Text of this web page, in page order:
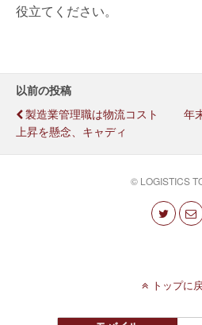
役立てください。
以前の投稿
製造業管理職は物流コスト
上昇を懸念、キャディ
年
© LOGISTICS
トップに